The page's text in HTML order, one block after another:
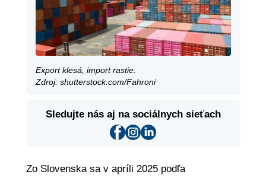
Export klesá, import rastie.
Zdroj: shutterstock.com/Fahroni
Sledujte nás aj na sociálnych sieťach
Zo Slovenska sa v apríli 2025 podľa